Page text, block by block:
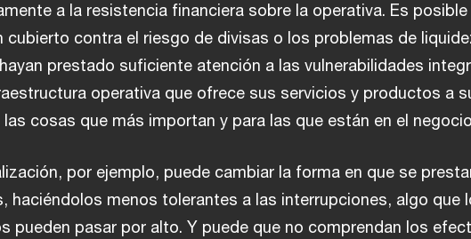
a la resistencia financiera sobre la operativa. Es posible
cubierto contra el riesgo de divisas o los problemas de
prestado suficiente atención a las vulnerabilidades
operativa que ofrece sus servicios y productos a
cosas que más importan y para las que están en el
por ejemplo, puede cambiar la forma en que se
haciéndolos menos tolerantes a las interrupciones, algo que
pueden pasar por alto. Y puede que no comprendan los